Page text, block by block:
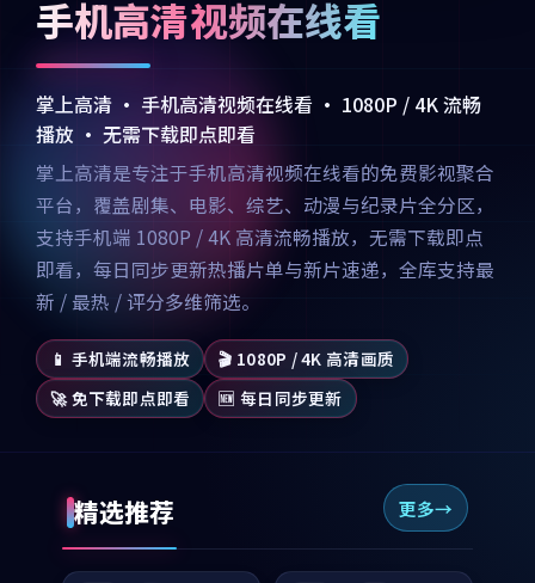
手机高清视频在线看
掌上高清 · 手机高清视频在线看 · 1080P / 4K 流畅
播放 · 无需下载即点即看
掌上高清是专注于手机高清视频在线看的免费影视聚合
平台，覆盖剧集、电影、综艺、动漫与纪录片全分区，
支持手机端 1080P / 4K 高清流畅播放，无需下载即点
即看，每日同步更新热播片单与新片速递，全库支持最
新 / 最热 / 评分多维筛选。
📱 手机端流畅播放
🎬 1080P / 4K 高清画质
🚀 免下载即点即看
🆕 每日同步更新
精选推荐 更多
99:07 99:21